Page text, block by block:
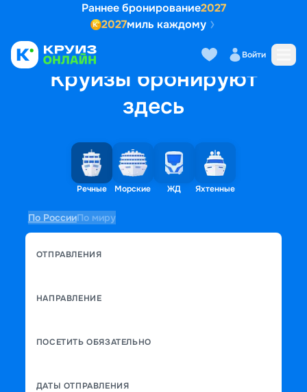
Раннее бронирование2027
2027миль каждому
Войти
Круизы бронируют
здесь
Речные Морские ЖД Яхтенные
По РоссииПо миру
ОТПРАВЛЕНИЯ
НАПРАВЛЕНИЕ
ПОСЕТИТЬ ОБЯЗАТЕЛЬНО
ДАТЫ ОТПРАВЛЕНИЯ